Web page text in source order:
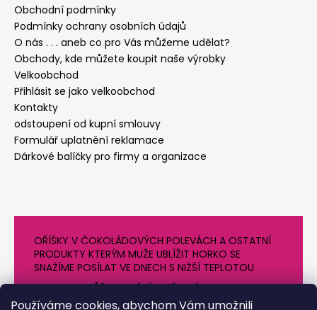
Používáme cookies, abychom Vám umožnili
Obchodní podmínky
Podmínky ochrany osobních údajů
O nás . . . aneb co pro Vás můžeme udělat?
Obchody, kde můžete koupit naše výrobky
Velkoobchod
Přihlásit se jako velkoobchod
Kontakty
odstoupení od kupní smlouvy
Formulář uplatnění reklamace
Dárkové balíčky pro firmy a organizace
OŘÍŠKY V ČOKOLÁDOVÝCH POLEVÁCH A OSTATNÍ
PRODUKTY KTERÝM MUŽE UBLÍŽIT HORKO SE
SNAŽÍME POSÍLAT VE DNECH S NIŽŠÍ TEPLOTOU
PROTO SE MŮŽE DODÁNÍ O NĚJAKÝ DEN OPOZDIT.
DĚKUJEME ZA POCHOPENÍ